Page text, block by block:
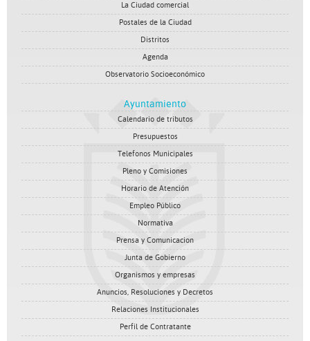
La Ciudad comercial
Postales de la Ciudad
Distritos
Agenda
Observatorio Socioeconómico
Ayuntamiento
Calendario de tributos
Presupuestos
Telefonos Municipales
Pleno y Comisiones
Horario de Atención
Empleo Público
Normativa
Prensa y Comunicacion
Junta de Gobierno
Organismos y empresas
Anuncios, Resoluciones y Decretos
Relaciones Institucionales
Perfil de Contratante